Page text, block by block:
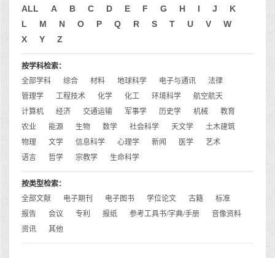
ALL A B C D E F G H I J
K
L
M N O P Q R S T U V
W
X
Y Z
按学科检索：
全部学科
综合 材料 地球科学 电子与通讯
法律
管理学
工程技术 化学 化工 环境科学
航空航天
计算机
经济 交通运输 军事学 历史学 机械
教育
农业
能源 生物 数学 社会科学 天文学
土木建筑
物理
文学 信息科学 心理学 新闻 医学
艺术
语言
哲学 宗教学 生命科学
按类型检索：
全部文献
电子期刊 电子图书 学位论文 古籍
标准
报告
会议 专利 报纸 参考工具书/字典/手册
音像资料
资讯
其他